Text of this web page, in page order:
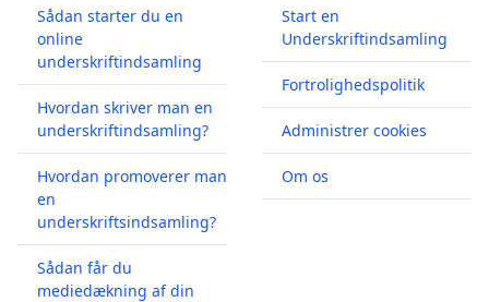
Sådan starter du en
online
underskriftindsamling
Hvordan skriver man en
underskriftindsamling?
Hvordan promoverer man
en
underskriftsindsamling?
Sådan får du
mediedækning af din
Start en
Underskriftindsamling
Fortrolighedspolitik
Administrer cookies
Om os